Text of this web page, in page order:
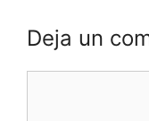
Deja un